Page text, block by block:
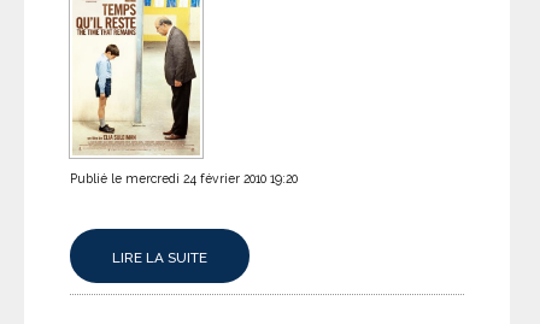
Publié le mercredi 24 février 2010 19:20
LIRE LA SUITE